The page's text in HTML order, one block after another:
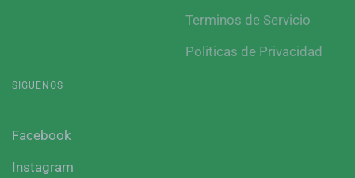
Terminos de Servicio
Politicas de Privacidad
SIGUENOS
Facebook
Instagram